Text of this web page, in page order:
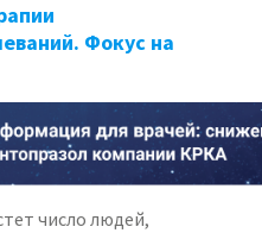
Фокус на
число людей,